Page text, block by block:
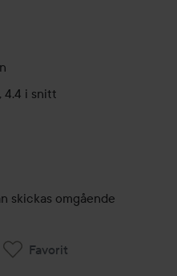
, 4.4 i snitt
skickas omgående
Favorit